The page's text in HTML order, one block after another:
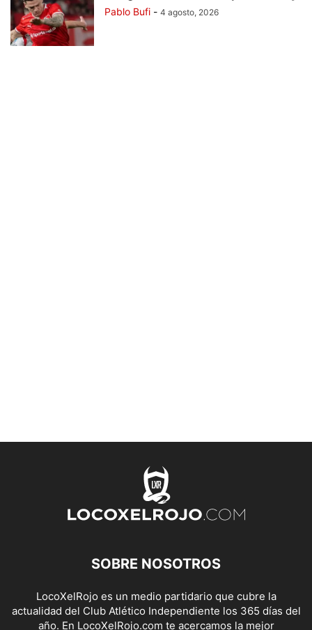
Pablo Bufi - 4 agosto, 2026
SOBRE NOSOTROS
LocoXelRojo es un medio partidario que cubre la
actualidad del Club Atlético Independiente los 365 días del
año. En LocoXelRojo.com te acercamos la mejor